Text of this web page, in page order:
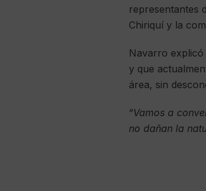
representantes
Chiriquí y la
Navarro
y que
área, sin
“Vamos a
no dañan la